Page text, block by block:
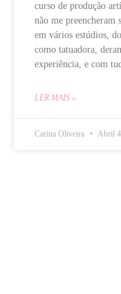
curso de produção
não me preencheram
em vários estúdios,
como tatuadora,
experiência, e com
LER MAIS »
Carina Oliveira Abril